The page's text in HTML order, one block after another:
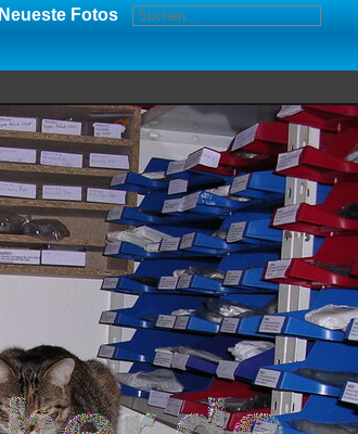
Neueste Fotos